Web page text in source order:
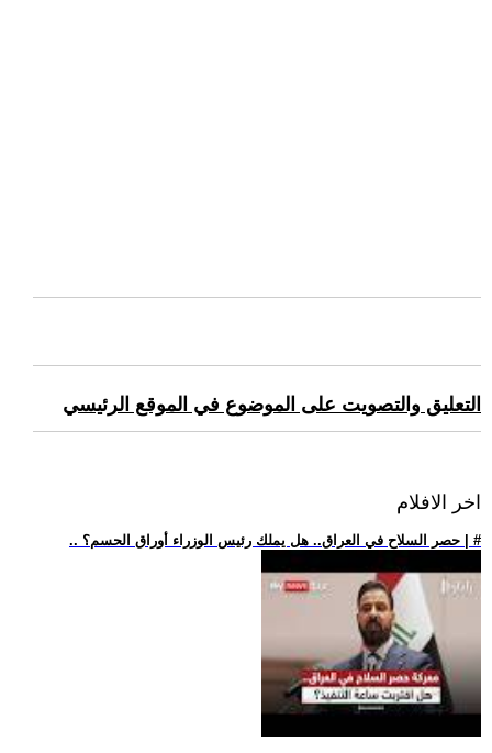
التعليق والتصويت على الموضوع في الموقع الرئيسي
اخر الافلام
.. حصر السلاح في العراق.. هل يملك رئيس الوزراء أوراق الحسم؟ | #